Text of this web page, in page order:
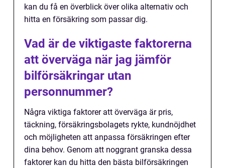
kan du få en överblick över olika alternativ och
hitta en försäkring som passar dig.
Vad är de viktigaste faktorerna
att överväga när jag jämför
bilförsäkringar utan
personnummer?
Några viktiga faktorer att överväga är pris,
täckning, försäkringsbolagets rykte, kundnöjdhet
och möjligheten att anpassa försäkringen efter
dina behov. Genom att noggrant granska dessa
faktorer kan du hitta den bästa bilförsäkringen